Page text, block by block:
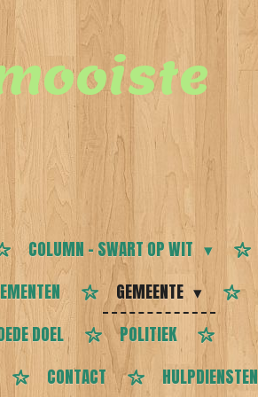
COLUMN - SWART OP WIT
GEMEENTE
DOEL
POLITIEK
CONTACT
HULPDIENSTEN